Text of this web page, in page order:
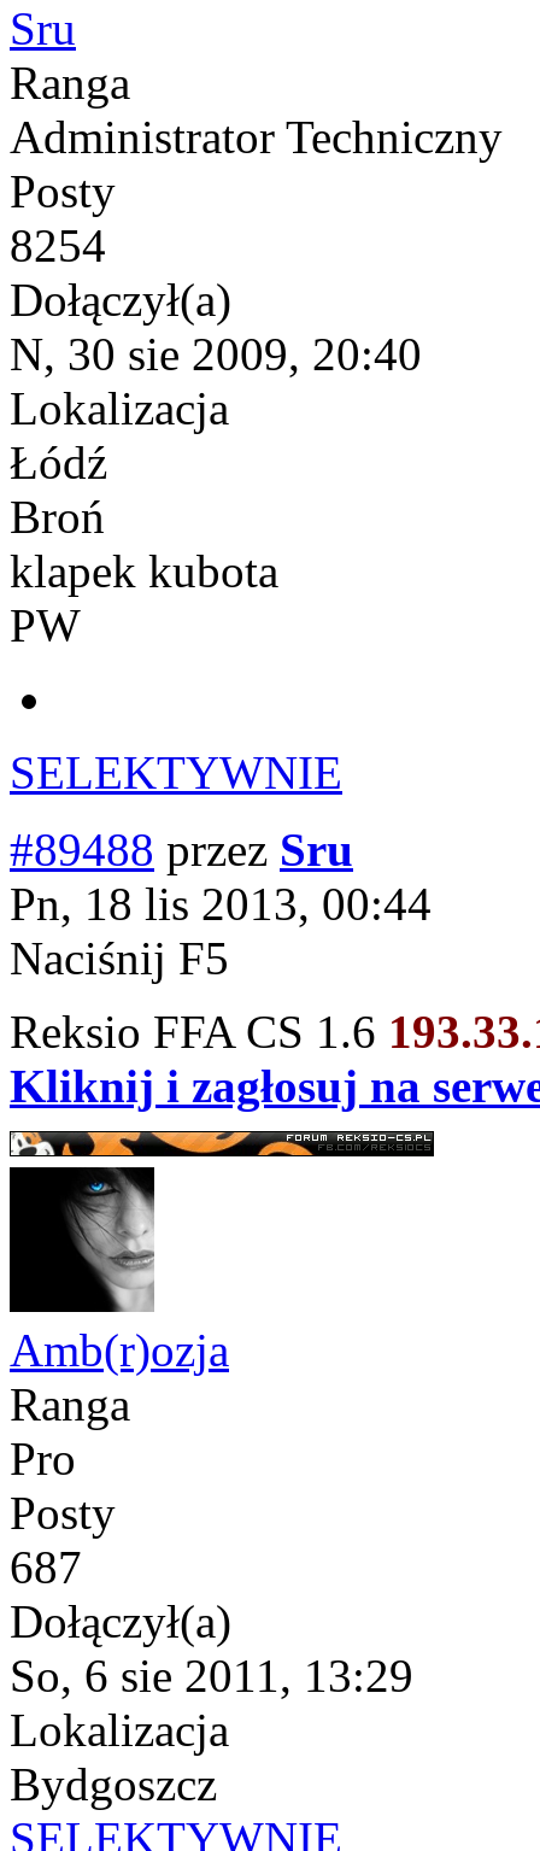
Sru
Ranga
Administrator Techniczny
Posty
8254
Dołączył(a)
N, 30 sie 2009, 20:40
Lokalizacja
Łódź
Broń
klapek kubota
PW
SELEKTYWNIE
#89488 przez Sru
Pn, 18 lis 2013, 00:44
Naciśnij F5
Reksio FFA CS 1.6
Kliknij i zagłosuj na
Amb(r)ozja
Ranga
Pro
Posty
687
Dołączył(a)
So, 6 sie 2011, 13:29
Lokalizacja
Bydgoszcz
SELEKTYWNIE